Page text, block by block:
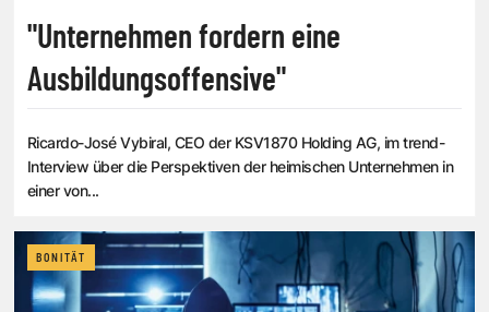
"Unternehmen fordern eine
Ausbildungsoffensive"
Ricardo-José Vybiral, CEO der KSV1870 Holding AG, im trend-
Interview über die Perspektiven der heimischen Unternehmen in
einer von...
BONITÄT